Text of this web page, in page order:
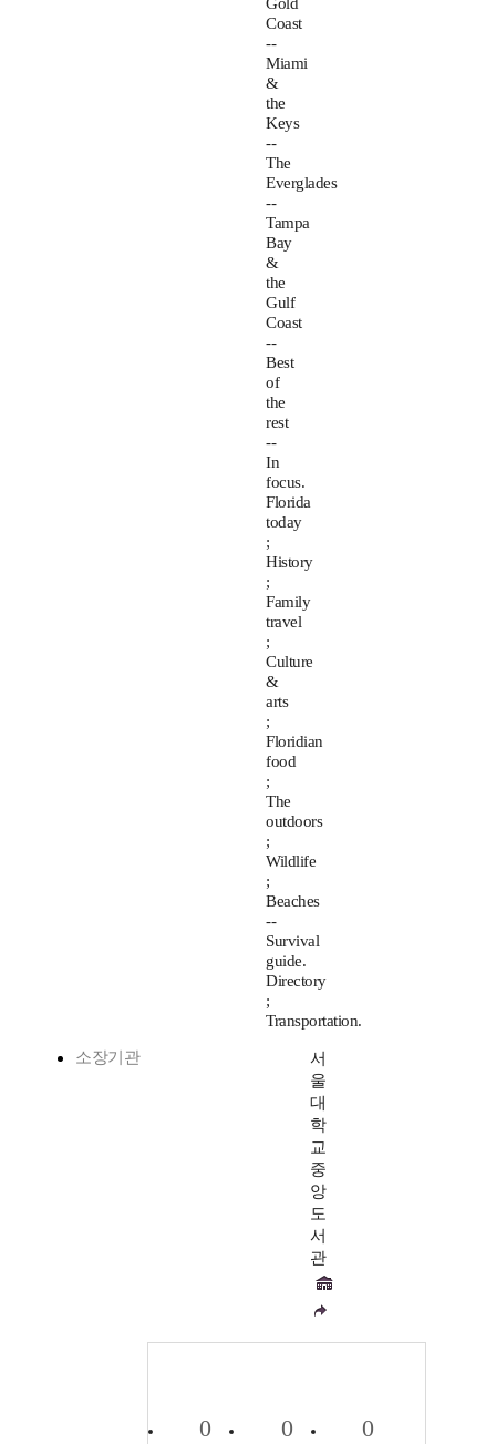
Gold
Coast
--
Miami
&
the
Keys
--
The
Everglades
--
Tampa
Bay
&
the
Gulf
Coast
--
Best
of
the
rest
--
In
focus.
Florida
today
;
History
;
Family
travel
;
Culture
&
arts
;
Floridian
food
;
The
outdoors
;
Wildlife
;
Beaches
--
Survival
guide.
Directory
;
Transportation.
소장기관
서
울
대
학
교
중
앙
도
서
관
0 0 0